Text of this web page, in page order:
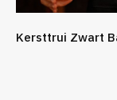
Kersttrui Zwart